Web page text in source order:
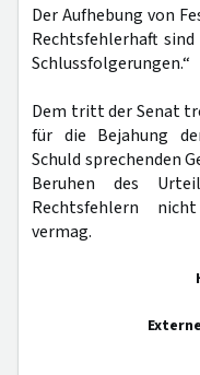
Der Aufhebung von
Rechtsfehlerhaft
Schlussfolgerungen.“
Dem tritt der Senat
für die Bejahung
Schuld sprechenden
Beruhen des
Rechtsfehlern
vermag.